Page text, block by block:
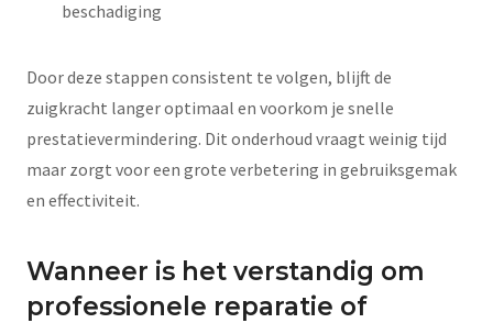
beschadiging
Door deze stappen consistent te volgen, blijft de
zuigkracht langer optimaal en voorkom je snelle
prestatievermindering. Dit onderhoud vraagt weinig tijd
maar zorgt voor een grote verbetering in gebruiksgemak
en effectiviteit.
Wanneer is het verstandig om
professionele reparatie of